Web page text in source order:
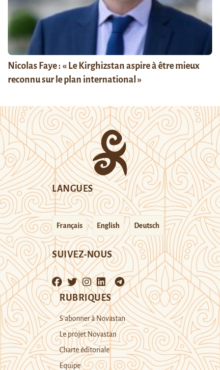
Nicolas Faye : « Le Kirghizstan aspire à être mieux
reconnu sur le plan international »
LANGUES
Français English Deutsch
SUIVEZ-NOUS
RUBRIQUES
S’abonner à Novastan
Le projet Novastan
Charte éditoriale
Equipe